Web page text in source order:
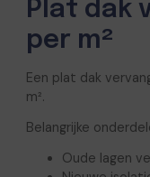
Plat dak
per m²
Een plat dak
m².
Belangrijke
Oude lagen